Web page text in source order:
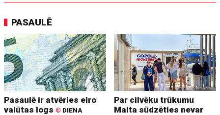
PASAULĒ
Pasaulē ir atvēries eiro
valūtas logs © DIENA
Par cilvēku trūkumu
Malta sūdzēties nevar